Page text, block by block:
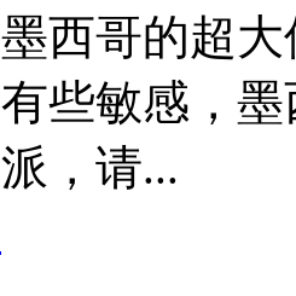
西哥的超
些敏感，
，请...